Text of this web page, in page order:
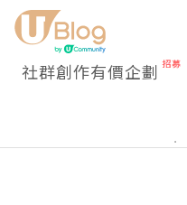
社群創作有價企劃